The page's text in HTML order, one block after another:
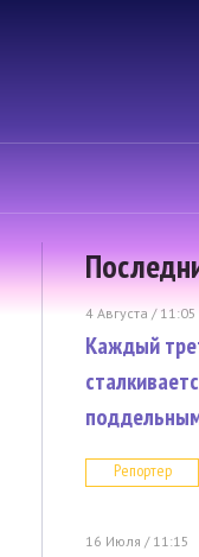
4 Августа / 11:05
Каждый
Репортер
16 Июля / 11:15